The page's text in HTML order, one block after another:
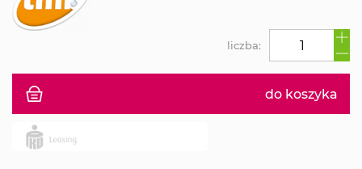
do koszyka
liczba: